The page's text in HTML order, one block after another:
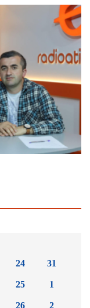
24
25
26
31
1
2